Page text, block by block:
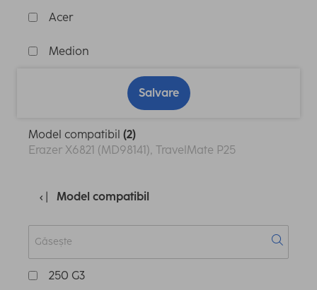
Acer
Medion
Salvare
Model compatibil (2)
Erazer X6821 (MD98141), TravelMate P255
Model compatibil
250 G3